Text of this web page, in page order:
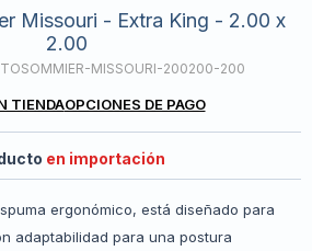
Missouri - Extra King - 2.00 x
2.00
MISSOURI-200200-200
TIENDAOPCIONES DE PAGO
en importación
ergonómico, está diseñado para
adaptabilidad para una postura